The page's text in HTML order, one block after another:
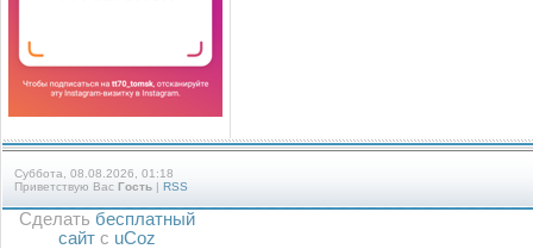
Суббота, 08.08.2026, 01:18
Приветствую Вас Гость | RSS
Сделать бесплатный
сайтс uCoz